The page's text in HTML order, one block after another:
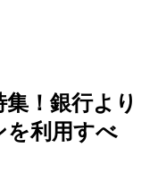
！銀行より
を利用すべ